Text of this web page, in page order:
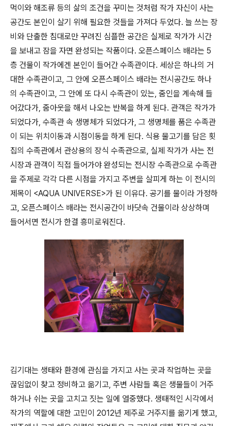
먹이와 해조류 등의 삶의 조건을 꾸미는 것처럼 작가 자신이 사는
공간도 본인이 살기 위해 필요한 것들을 가져다 두었다. 늘 쓰는 장
비와 단출한 침대로만 꾸려진 심플한 공간은 실제로 작가가 시간
을 보내고 잠을 자면 완성되는 작품이다. 오픈스페이스 배라는 5
층 건물이 작가에겐 본인이 들어간 수족관이다. 세상은 하나의 거
대한 수족관이고, 그 안에 오픈스페이스 배라는 전시공간도 하나
의 수족관이고, 그 안에 또 다시 수족관이 있는, 줌인을 계속해 들
어갔다가, 줌아웃을 해서 나오는 반복을 하게 된다. 관객은 작가가
되었다가, 수족관 속 생명체가 되었다가, 그 생명체를 품은 수족관
이 되는 위치이동과 시점이동을 하게 된다. 식용 물고기를 담은 횟
집의 수족관에서 관상용의 장식 수족관으로, 실제 작가가 사는 전
시장과 관객이 직접 들어가야 완성되는 전시장 수족관으로 수족관
을 주제로 각각 다른 시점을 가지고 주변을 살피게 하는 이 전시의
제목이 <AQUA UNIVERSE>가 된 이유다. 공기를 물이라 가정하
고, 오픈스페이스 배라는 전시공간이 바닷속 건물이라 상상하며
들어서면 전시가 한결 흥미로워진다.
김기대는 생태와 환경에 관심을 가지고 사는 곳과 작업하는 곳을
끊임없이 찾고 정비하고 옮기고, 주변 사람들 혹은 생물들이 거주
하거나 쉬는 곳을 고치고 짓는 일에 열중했다. 생태적인 시각에서
작가의 역할에 대한 고민이 2012년 제주로 거주지를 옮기게 했고,